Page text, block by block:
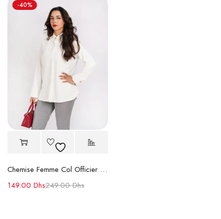
-40%
Chemise Femme Col Officier en Crêpe Coton
249.00Dhs
149.00 Dhs